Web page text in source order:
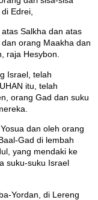
Edrei,
Salkha dan atas
orang Maakha dan
raja Hesybon.
Israel, telah
itu, telah
orang Gad dan suku
dan oleh orang
Gad di lembah
yang mendaki ke
suku-suku Israel
Yordan, di Lereng